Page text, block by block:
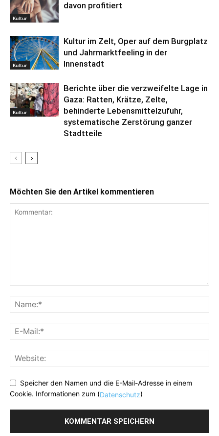
Kultur
davon profitiert
Kultur
Kultur im Zelt, Oper auf dem Burgplatz
und Jahrmarktfeeling in der
Innenstadt
Kultur
Berichte über die verzweifelte Lage in
Gaza: Ratten, Krätze, Zelte,
behinderte Lebensmittelzufuhr,
systematische Zerstörung ganzer
Stadtteile
Möchten Sie den Artikel kommentieren
Speicher den Namen und die E-Mail-Adresse in einem
Cookie. Informationen zum (Datenschutz)